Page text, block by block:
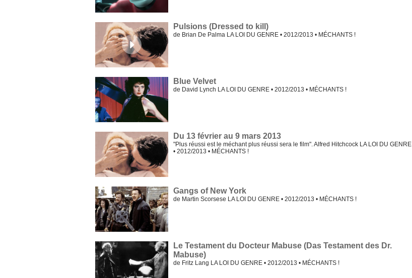
Pulsions (Dressed to kill)
de Brian De Palma LA LOI DU GENRE • 2012/2013 • MÉCHANTS !
Blue Velvet
de David Lynch LA LOI DU GENRE • 2012/2013 • MÉCHANTS !
Du 13 février au 9 mars 2013
"Plus réussi est le méchant plus réussi sera le film". Alfred Hitchcock LA LOI DU GENRE
• 2012/2013 • MÉCHANTS !
Gangs of New York
de Martin Scorsese LA LOI DU GENRE • 2012/2013 • MÉCHANTS !
Le Testament du Docteur Mabuse (Das Testament des Dr.
Mabuse)
de Fritz Lang LA LOI DU GENRE • 2012/2013 • MÉCHANTS !